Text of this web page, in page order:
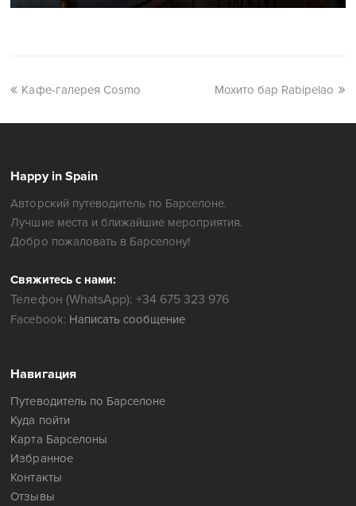
Кафе-галерея Cosmo Мохито бар Rabipelao
Happy in Spain
Авторский путеводитель по Барселоне.
Лучшие места и ближайшие мероприятия.
Добро пожаловать в Барселону!
Свяжитесь с нами:
Телефон (WhatsApp): +34 675 323 976
Facebook: Написать сообщение
Навигация
Путеводитель по Барселоне
Куда пойти
Карта Барселоны
Избранное
Контакты
Отзывы